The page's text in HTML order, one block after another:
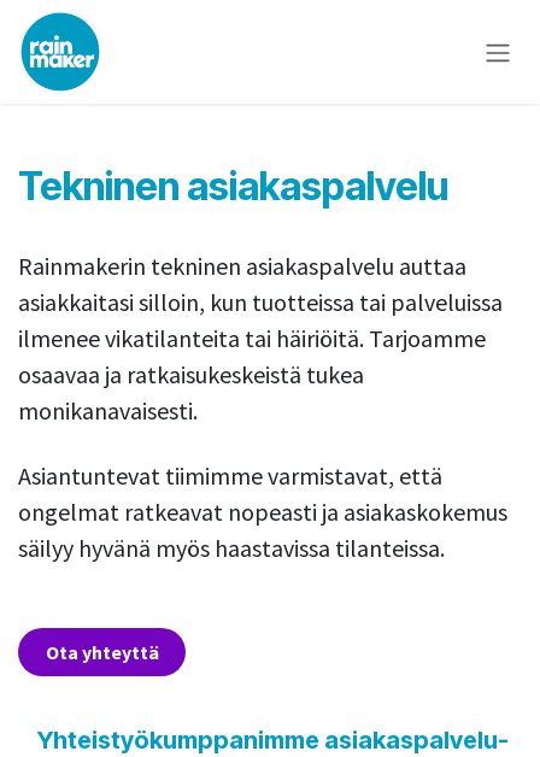
Skip to Content
Tekninen asiakaspalvelu
Rainmakerin tekninen asiakaspalvelu auttaa
asiakkaitasi silloin, kun tuotteissa tai palveluissa
ilmenee vikatilanteita tai häiriöitä. Tarjoamme
osaavaa ja ratkaisukeskeistä tukea
monikanavaisesti.
Asiantuntevat tiimimme varmistavat, että
ongelmat ratkeavat nopeasti ja asiakaskokemus
säilyy hyvänä myös haastavissa tilanteissa.​
Ota yhteyttä​​
Yhteistyökumppanimme asiakaspalvelu-